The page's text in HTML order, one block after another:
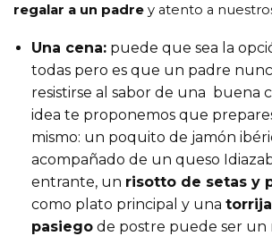
regalar a un padre y atento a
Una cena: puede que sea la
todas pero es que un padre
resistirse al sabor de una buena
idea te proponemos que
mismo: un poquito de jamón
acompañado de un queso
entrante, un risotto de setas y
como plato principal y una
pasiego de postre puede ser un